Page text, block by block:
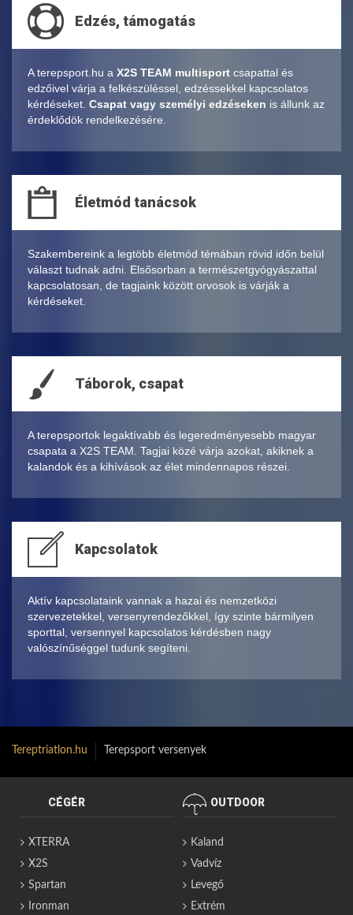
Edzés, támogatás
A terepsport.hu a X2S TEAM multisport csapattal és
edzőivel várja a felkészüléssel, edzéssekkel kapcsolatos
kérdéseket. Csapat vagy személyi edzéseken is állunk az
érdeklődök rendelkezésére.
Életmód tanácsok
Szakembereink a legtöbb életmód témában rövid időn belül
választ tudnak adni. Elsősorban a természetgyógyászattal
kapcsolatosan, de tagjaink között orvosok is várják a
kérdéseket.
Táborok, csapat
A terepsportok legaktívabb és legeredményesebb magyar
csapata a X2S TEAM. Tagjai közé várja azokat, akiknek a
kalandok és a kihívások az élet mindennapos részei.
Kapcsolatok
Aktív kapcsolataink vannak a hazai és nemzetközi
szervezetekkel, versenyrendezőkkel, így szinte bármilyen
sporttal, versennyel kapcsolatos kérdésben nagy
valószínűséggel tudunk segíteni.
Tereptriatlon.hu Terepsport versenyek
CÉGÉR
XTERRA
X2S
Spartan
Ironman
OUTDOOR
Kaland
Vadvíz
Levegő
Extrém